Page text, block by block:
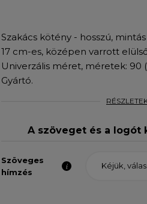
Szakács kötény - hosszú,
17 cm-es, középen varrott
Univerzális méret, méretek: 90
Gyártó.
A szöveget és a logót
Szöveges
hímzés
Kéjük,